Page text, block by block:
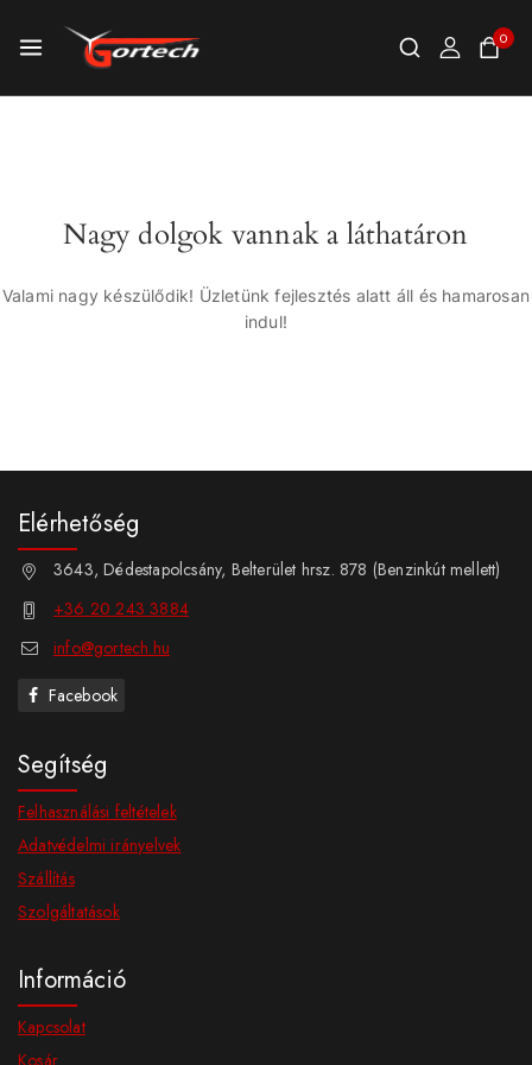
0
Nagy dolgok vannak a láthatáron
Valami nagy készülődik! Üzletünk fejlesztés alatt áll és hamarosan
indul!
Elérhetőség
3643, Dédestapolcsány, Belterület hrsz. 878 (Benzinkút mellett)
+36 20 243 3884
info@gortech.hu
Facebook
Segítség
Felhasználási feltételek
Adatvédelmi irányelvek
Szállítás
Szolgáltatások
Információ
Kapcsolat